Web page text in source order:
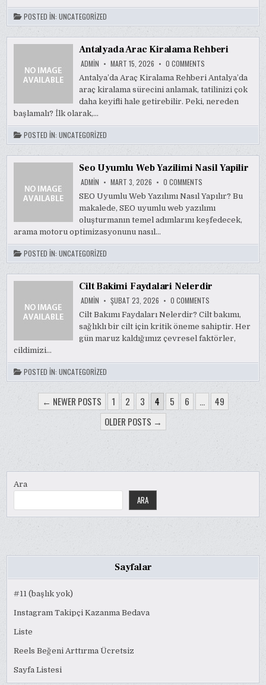
POSTED IN:UNCATEGORIZED
Antalyada Arac Kiralama Rehberi
ADMIN MART 15, 2026 0 COMMENTS
ARAC
KIRALAMA
REHBERI
Antalya’da Araç Kiralama Rehberi Antalya’da
araç kiralama sürecini anlamak, tatilinizi çok
daha keyifli hale getirebilir. Peki, nereden
başlamalı? İlk olarak,…
POSTED IN:UNCATEGORIZED
Seo Uyumlu Web Yazilimi Nasil Yapilir
ADMIN MART 3, 2026 0 COMMENTS
UYUMLU
WEB
YAZILIMI
NASIL
YAPILIR
SEO Uyumlu Web Yazılımı Nasıl Yapılır? Bu
makalede, SEO uyumlu web yazılımı
oluşturmanın temel adımlarını keşfedecek,
arama motoru optimizasyonunu nasıl…
POSTED IN:UNCATEGORIZED
Cilt Bakimi Faydalari Nelerdir
ADMIN ŞUBAT 23, 2026 0 COMMENTS
BAKIMI
FAYDALARI
NELERDIR
Cilt Bakımı Faydaları Nelerdir? Cilt bakımı,
sağlıklı bir cilt için kritik öneme sahiptir. Her
gün maruz kaldığımız çevresel faktörler,
cildimizi…
POSTED IN:UNCATEGORIZED
YAZI
SAYFALAMASI
← NEWER POSTS 1 2 3 4 5 6 …
49
OLDER POSTS →
Ara
ARA
Sayfalar
#11 (başlık yok)
Instagram Takipçi Kazanma Bedava
Liste
Reels Beğeni Arttırma Ücretsiz
Sayfa Listesi